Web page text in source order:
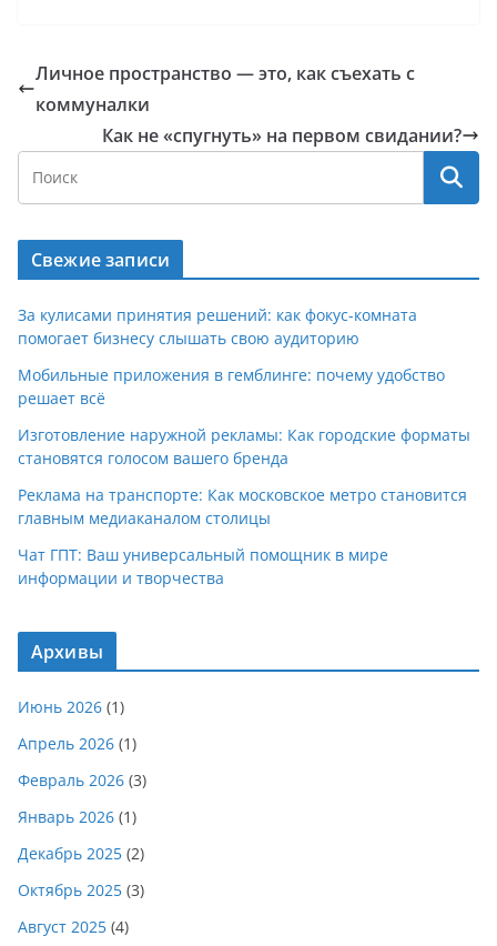
Личное пространство — это, как съехать с
коммуналки
Как не «спугнуть» на первом свидании?
Свежие записи
За кулисами принятия решений: как фокус-комната
помогает бизнесу слышать свою аудиторию
Мобильные приложения в гемблинге: почему удобство
решает всё
Изготовление наружной рекламы: Как городские форматы
становятся голосом вашего бренда
Реклама на транспорте: Как московское метро становится
главным медиаканалом столицы
Чат ГПТ: Ваш универсальный помощник в мире
информации и творчества
Архивы
Июнь 2026 (1)
Апрель 2026 (1)
Февраль 2026 (3)
Январь 2026 (1)
Декабрь 2025 (2)
Октябрь 2025 (3)
Август 2025 (4)